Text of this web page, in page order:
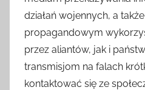
działań wojennych, a
propagandowym
przez aliantów, jak i
transmisjom na falach
kontaktować się ze